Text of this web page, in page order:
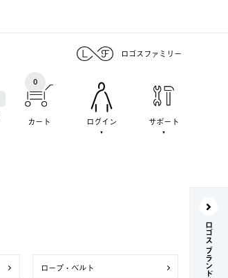
ロゴスファミリー
カート
0
ログイン サポート
ロープ・ベルト ロゴス ブランドサイト